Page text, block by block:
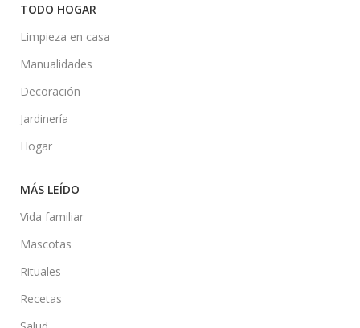
TODO HOGAR
Limpieza en casa
Manualidades
Decoración
Jardinería
Hogar
MÁS LEÍDO
Vida familiar
Mascotas
Rituales
Recetas